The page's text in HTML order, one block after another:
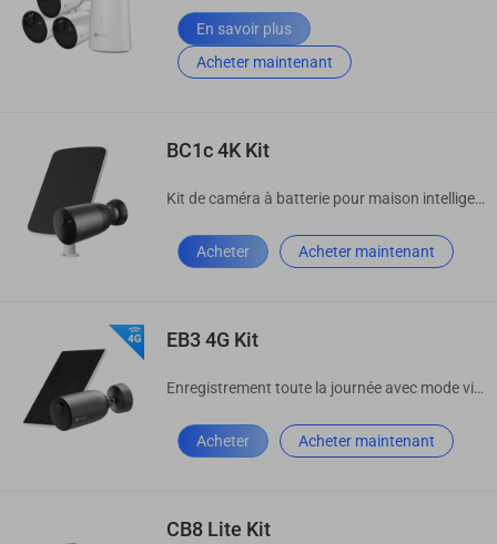
En savoir plus
Acheter maintenant
BC1c 4K Kit
Kit de caméra à batterie pour maison intelligente
Acheter Acheter maintenant
EB3 4G Kit
Enregistrement toute la journée avec mode vidéo permanent
Acheter Acheter maintenant
CB8 Lite Kit